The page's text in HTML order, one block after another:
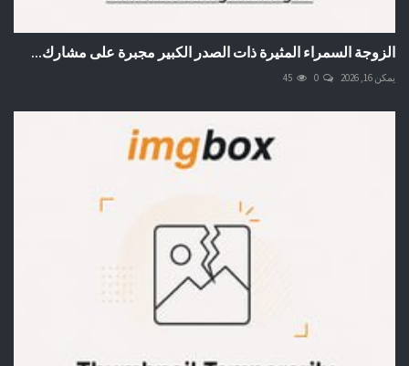
الزوجة السمراء المثيرة ذات الصدر الكبير مجبرة على مشارك...
يمكن 16, 2026 0
45